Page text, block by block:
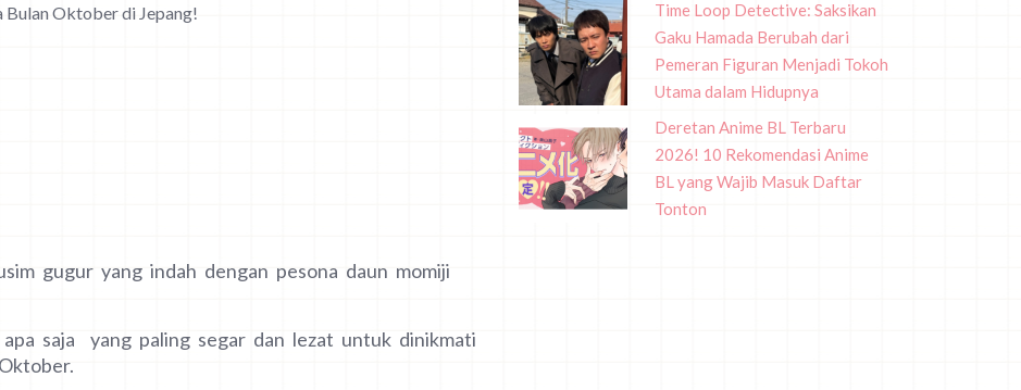
Bulan Oktober di Jepang!
gugur yang indah dengan pesona daun momiji
saja yang paling segar dan lezat untuk dinikmati
Time Loop Detective: Saksikan
Gaku Hamada Berubah dari
Pemeran Figuran Menjadi Tokoh
Utama dalam Hidupnya
Deretan Anime BL Terbaru
2026! 10 Rekomendasi Anime
BL yang Wajib Masuk Daftar
Tonton